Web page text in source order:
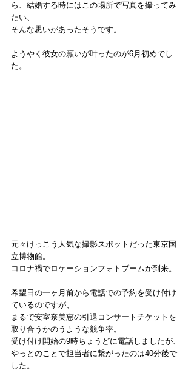
ら、結婚する時にはこの場所で写真を撮ってみ
たい、
そんな思いがあったそうです。
ようやく彼女の願いが叶ったのが6月初めでし
た。
元々けっこう人気な撮影スポットだった東京国
立博物館。
コロナ禍でロケーションフォトブームが到来。
希望日の一ヶ月前から電話での予約を受け付け
ているのですが、
まるで安室奈美恵の引退コンサートチケットを
取り合うかのうような競争率。
受け付け開始の9時ちょうどに電話しましたが、
やっとのことで担当者に繋がったのは40分後で
した。